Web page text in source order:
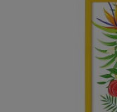
Podkładka